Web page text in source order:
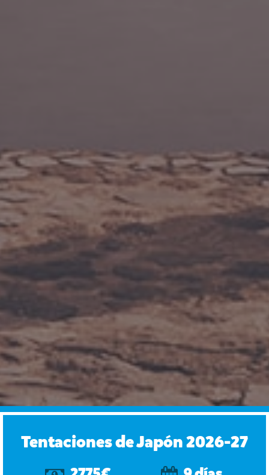
Tentaciones de Japón 2026-27